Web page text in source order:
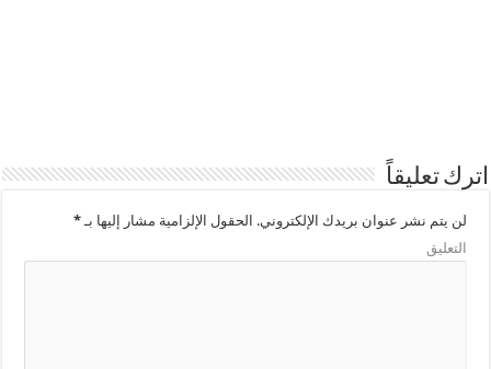
اترك تعليقاً
لن يتم نشر عنوان بريدك الإلكتروني. الحقول الإلزامية مشار إليها بـ*
التعليق